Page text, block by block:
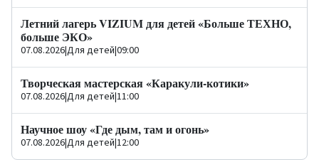
Летний лагерь VIZIUM для детей «Больше ТЕХНО,
больше ЭКО»
07.08.2026|Для детей|09:00
Творческая мастерская «Каракули-котики»
07.08.2026|Для детей|11:00
Научное шоу «Где дым, там и огонь»
07.08.2026|Для детей|12:00